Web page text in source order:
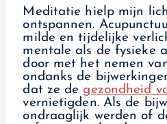
Meditatie hielp mijn
ontspannen.
milde en tijdelijke
mentale als de fysieke
door met het nemen
ondanks de
dat ze de gezondheid
vernietigden. Als de
ondraaglijk werden of